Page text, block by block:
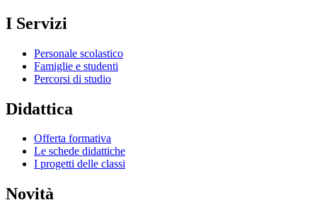
I Servizi
Personale scolastico
Famiglie e studenti
Percorsi di studio
Didattica
Offerta formativa
Le schede didattiche
I progetti delle classi
Novità